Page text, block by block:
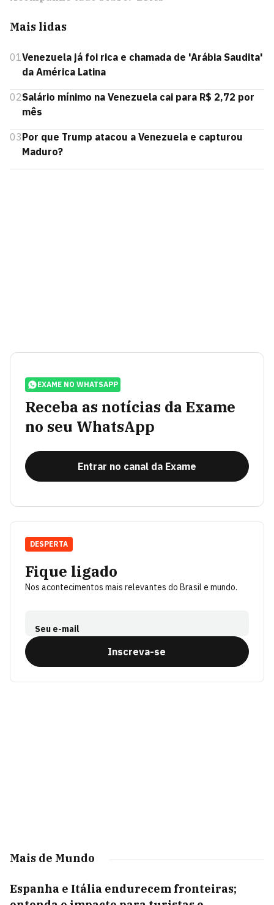
Mais lidas
01Venezuela já foi rica e chamada de 'Arábia Saudita'
da América Latina
02Salário mínimo na Venezuela cai para R$ 2,72 por
mês
03Por que Trump atacou a Venezuela e capturou
Maduro?
EXAME NO WHATSAPP
Receba as notícias da Exame
no seu WhatsApp
Entrar no canal da Exame
Fique ligado
Nos acontecimentos mais relevantes do Brasil e mundo.
Seu e-mail
Inscreva-se
DESPERTA
Mais de Mundo
Espanha e Itália endurecem fronteiras;